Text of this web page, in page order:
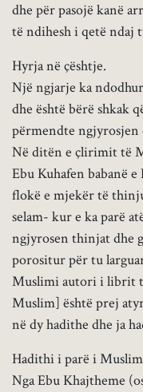
dhe për pasojë kanë
të ndihesh i qetë ndaj
Hyrja në çështje.
Një ngjarje ka
dhe është bërë shkak
përmendte ngjyrosjen
Në ditën e çlirimit të
Ebu Kuhafen babanë
flokë e mjekër të
selam- kur e ka parë
ngjyrosen thinjat dhe
porositur për tu
Muslimi autori i librit
Muslim] është prej
në dy hadithe dhe ja
Hadithi i parë i
Nga Ebu Khajtheme